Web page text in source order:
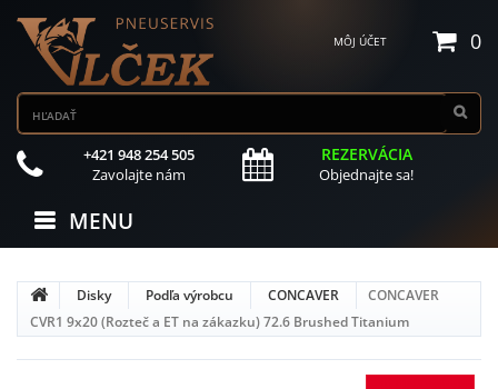
0
MÔJ ÚČET
+421 948 254 505
Zavolajte nám
REZERVÁCIA
Objednajte sa!
MENU
Disky Podľa výrobcu CONCAVER
CONCAVER
CVR1 9x20 (Rozteč a ET na zákazku) 72.6 Brushed Titanium